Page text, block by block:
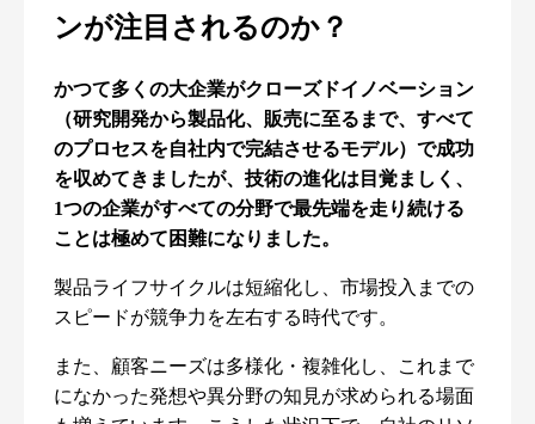
ンが注目されるのか？
かつて多くの大企業がクローズドイノベーション
（研究開発から製品化、販売に至るまで、すべて
のプロセスを自社内で完結させるモデル）で成功
を収めてきましたが、技術の進化は目覚ましく、
1つの企業がすべての分野で最先端を走り続ける
ことは極めて困難になりました。
製品ライフサイクルは短縮化し、市場投入までの
スピードが競争力を左右する時代です。
また、顧客ニーズは多様化・複雑化し、これまで
になかった発想や異分野の知見が求められる場面